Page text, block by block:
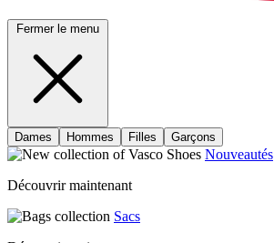
Fermer le menu
Dames Hommes Filles Garçons
Nouveautés
Découvrir maintenant
Sacs